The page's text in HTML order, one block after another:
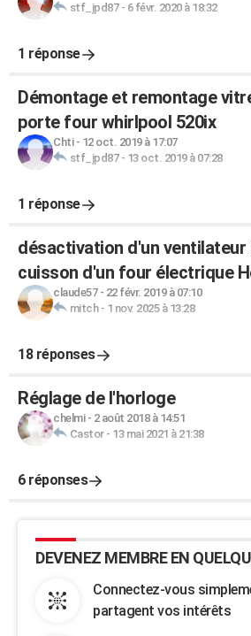
stf_jpd87- 6 févr. 2020 à 18:32
1 réponse
Démontage et remontage
porte four whirlpool 520ix
Chti- 12 oct. 2019 à 17:07
stf_jpd87- 13 oct. 2019 à 07:28
1 réponse
désactivation d'un
cuisson d'un four électrique
claude57- 22 févr. 2019 à 07:10
mitch- 1 nov. 2025 à 13:28
18 réponses
Réglage de l'horloge
chelmi- 2 août 2018 à 14:51
Castor- 13 mai 2021 à 21:38
6 réponses
DEVENEZ MEMBRE EN
Connectez-vous
partagent vos intérêts